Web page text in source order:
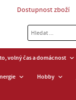
Dostupnost zboží
volný čas a domácnost
Hobby